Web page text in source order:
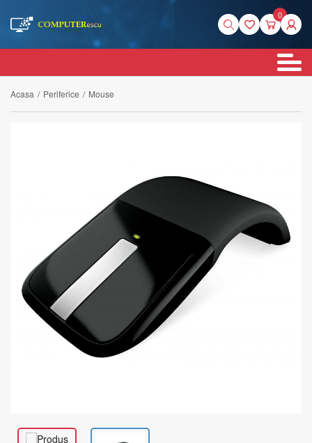
0
Acasa / Periferice / Mouse